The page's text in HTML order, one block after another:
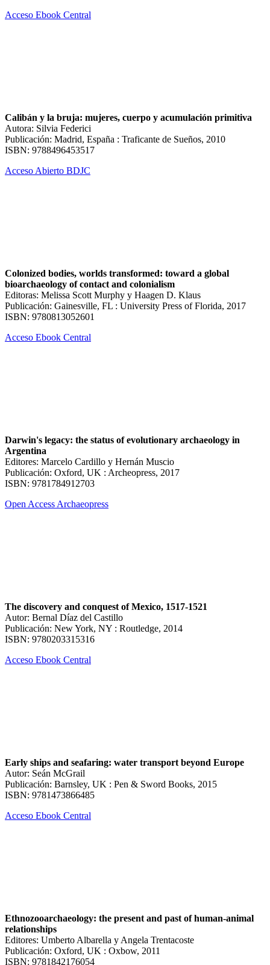
Acceso Ebook Central
Calibán y la bruja: mujeres, cuerpo y acumulación primitiva
Autora: Silvia Federici
Publicación: Madrid, España : Traficante de Sueños, 2010
ISBN: 9788496453517
Acceso Abierto BDJC
Colonized bodies, worlds transformed: toward a global
bioarchaeology of contact and colonialism
Editoras: Melissa Scott Murphy y Haagen D. Klaus
Publicación: Gainesville, FL : University Press of Florida, 2017
ISBN: 9780813052601
Acceso Ebook Central
Darwin's legacy: the status of evolutionary archaeology in
Argentina
Editores: Marcelo Cardillo y Hernán Muscio
Publicación: Oxford, UK : Archeopress, 2017
ISBN: 9781784912703
Open Access Archaeopress
The discovery and conquest of Mexico, 1517-1521
Autor: Bernal Díaz del Castillo
Publicación: New York, NY : Routledge, 2014
ISBN: 9780203315316
Acceso Ebook Central
Early ships and seafaring: water transport beyond Europe
Autor: Seán McGrail
Publicación: Barnsley, UK : Pen & Sword Books, 2015
ISBN: 9781473866485
Acceso Ebook Central
Ethnozooarchaeology: the present and past of human-animal
relationships
Editores: Umberto Albarella y Angela Trentacoste
Publicación: Oxford, UK : Oxbow, 2011
ISBN: 9781842176054